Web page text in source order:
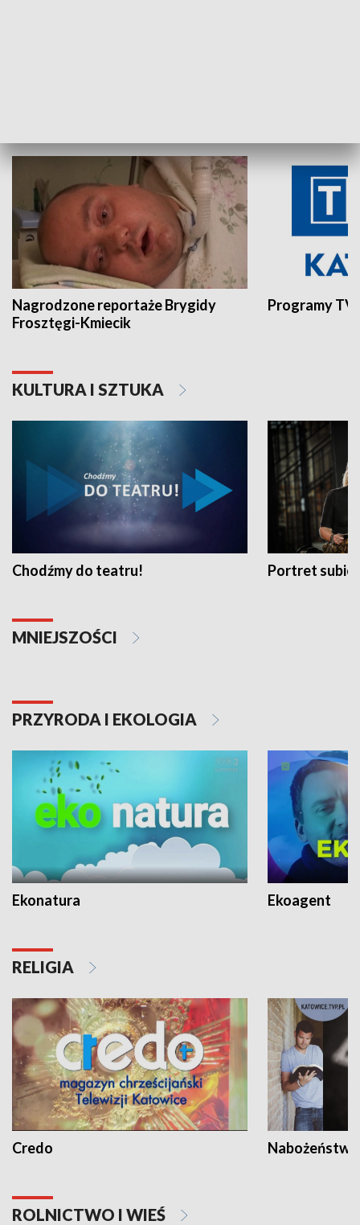
Nagrodzone reportaże Brygidy
Frosztęgi-Kmiecik
Programy
KULTURA I SZTUKA
Chodźmy do teatru! Portret
MNIEJSZOŚCI
PRZYRODA I EKOLOGIA
Ekonatura Ekoagent
RELIGIA
Credo
ROLNICTWO I WIEŚ